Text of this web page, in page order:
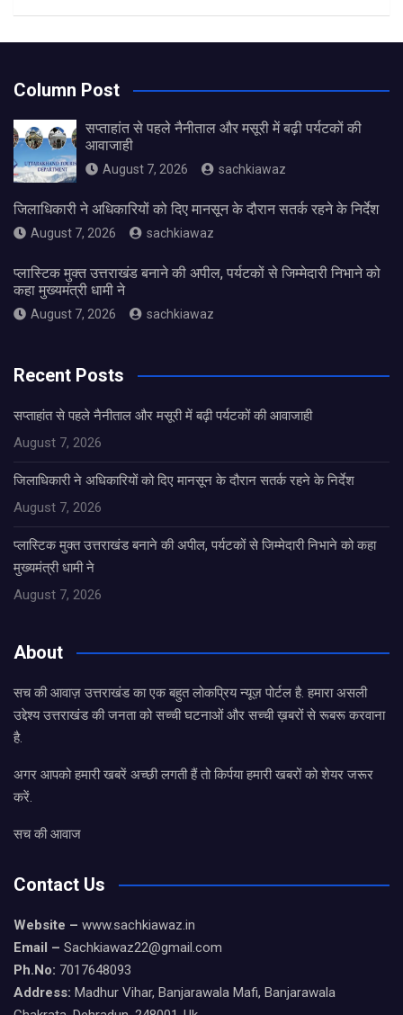
Column Post
सप्ताहांत से पहले नैनीताल और मसूरी में बढ़ी पर्यटकों की
आवाजाही
August 7, 2026 sachkiawaz
जिलाधिकारी ने अधिकारियों को दिए मानसून के दौरान सतर्क रहने के निर्देश
August 7, 2026 sachkiawaz
प्लास्टिक मुक्त उत्तराखंड बनाने की अपील, पर्यटकों से जिम्मेदारी निभाने को
कहा मुख्यमंत्री धामी ने
August 7, 2026 sachkiawaz
Recent Posts
सप्ताहांत से पहले नैनीताल और मसूरी में बढ़ी पर्यटकों की आवाजाही
August 7, 2026
जिलाधिकारी ने अधिकारियों को दिए मानसून के दौरान सतर्क रहने के निर्देश
August 7, 2026
प्लास्टिक मुक्त उत्तराखंड बनाने की अपील, पर्यटकों से जिम्मेदारी निभाने को कहा
मुख्यमंत्री धामी ने
August 7, 2026
About
सच की आवाज़ उत्तराखंड का एक बहुत लोकप्रिय न्यूज़ पोर्टल है. हमारा असली
उद्देश्य उत्तराखंड की जनता को सच्ची घटनाओं और सच्ची ख़बरों से रूबरू करवाना
है.
अगर आपको हमारी खबरें अच्छी लगती हैं तो किर्पया हमारी खबरों को शेयर जरूर
करें.
सच की आवाज
Contact Us
Website – www.sachkiawaz.in
Email – Sachkiawaz22@gmail.com
Ph.No: 7017648093
Address: Madhur Vihar, Banjarawala Mafi, Banjarawala